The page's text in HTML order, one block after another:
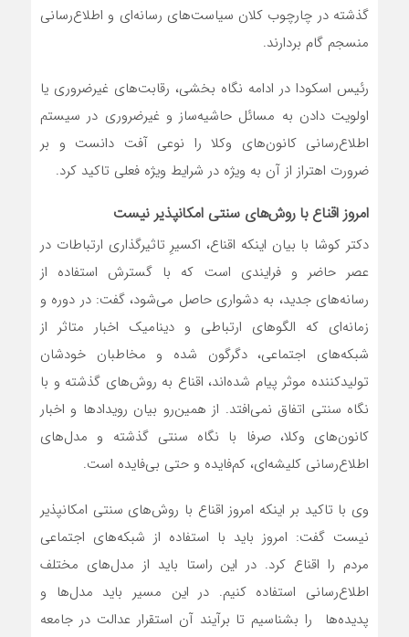
گذشته در چارچوب کلان سیاست‌های رسانه‌ای و اطلاع‌رسانی
منسجم گام بردارند.
رئیس اسکودا در ادامه نگاه بخشی، رقابت‌های غیرضروری یا
اولویت دادن به مسائل حاشیه‌ساز و غیرضروری در سیستم
اطلاع‌رسانی کانون‌های وکلا را نوعی آفت دانست و بر
ضرورت اهتراز از آن به ویژه در شرایط ویژه فعلی تاکید کرد.
امروز اقناع با روش‌های سنتی امکان‍‍پذیر نیست
دکتر کوشا با بیان اینکه اقناع، اکسیرِ تاثیرگذاری ارتباطات در
عصر حاضر و فرایندی است که با گسترش استفاده از
رسانه‌های جدید، به دشواری حاصل می‌شود، گفت: در دوره و
زمانه‌ای که الگوهای ارتباطی و دینامیک اخبار متاثر از
شبکه‌های اجتماعی، دگرگون شده و مخاطبان خودشان
تولیدکننده موثر پیام شده‌اند، اقناع به روش‌های گذشته و با
نگاه سنتی اتفاق نمی‌افتد. از همین‌رو بیان رویدادها و اخبار
کانون‌های وکلا، صرفا با نگاه سنتی گذشته و مدل‌های
اطلاع‌رسانی کلیشه‌ای، کم‌فایده و حتی بی‌فایده است.
وی با تاکید بر اینکه امروز اقناع با روش‌های سنتی امکان‍‍پذیر
نیست گفت: امروز باید با استفاده از شبکه‌های اجتماعی
مردم را اقناع کرد. در این راستا باید از مدل‌های مختلف
اطلاع‌رسانی استفاده کنیم. در این مسیر باید مدل‌ها و
پدیده‌ها را بشناسیم تا برآیند آن استقرار عدالت در جامعه